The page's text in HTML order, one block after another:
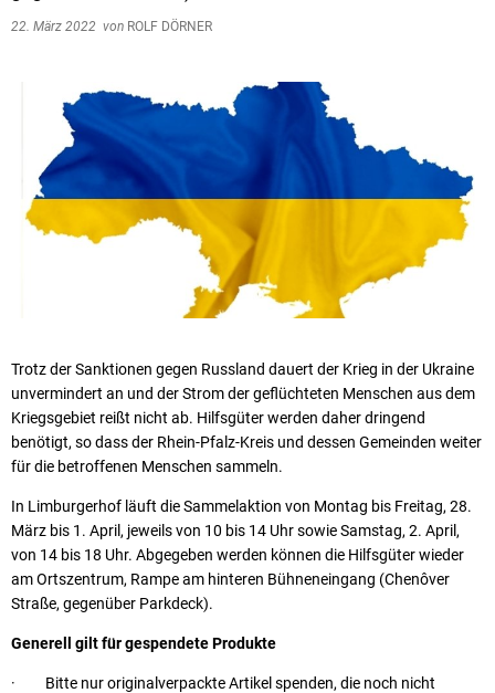
22. März 2022 von ROLF DÖRNER
Trotz der Sanktionen gegen Russland dauert der Krieg in der Ukraine
unvermindert an und der Strom der geflüchteten Menschen aus dem
Kriegsgebiet reißt nicht ab. Hilfsgüter werden daher dringend
benötigt, so dass der Rhein-Pfalz-Kreis und dessen Gemeinden weiter
für die betroffenen Menschen sammeln.
In Limburgerhof läuft die Sammelaktion von Montag bis Freitag, 28.
März bis 1. April, jeweils von 10 bis 14 Uhr sowie Samstag, 2. April,
von 14 bis 18 Uhr. Abgegeben werden können die Hilfsgüter wieder
am Ortszentrum, Rampe am hinteren Bühneneingang (Chenôver
Straße, gegenüber Parkdeck).
Generell gilt für gespendete Produkte
· Bitte nur originalverpackte Artikel spenden, die noch nicht